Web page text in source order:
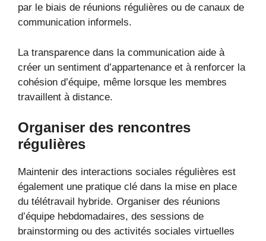
par le biais de réunions régulières ou de canaux de
communication informels.
La transparence dans la communication aide à
créer un sentiment d’appartenance et à renforcer la
cohésion d’équipe, même lorsque les membres
travaillent à distance.
Organiser des rencontres
régulières
Maintenir des interactions sociales régulières est
également une pratique clé dans la mise en place
du télétravail hybride. Organiser des réunions
d’équipe hebdomadaires, des sessions de
brainstorming ou des activités sociales virtuelles